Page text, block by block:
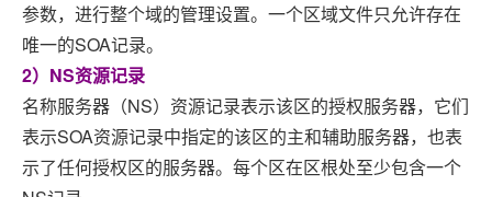
参数，进行整个域的管理设置。一个区域文件只允许存在
唯一的SOA记录。
2）NS资源记录
名称服务器（NS）资源记录表示该区的授权服务器，它们
表示SOA资源记录中指定的该区的主和辅助服务器，也表
示了任何授权区的服务器。每个区在区根处至少包含一个